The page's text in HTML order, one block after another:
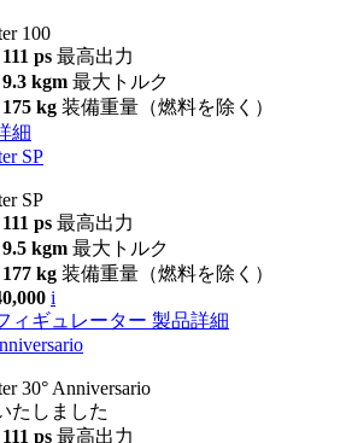
100
111 ps 最高出力
9.3 kgm 最大トルク
175 kg 装備重量（燃料を除く）
細
SP
SP
111 ps 最高出力
9.5 kgm 最大トルク
177 kg 装備重量（燃料を除く）
i
ィギュレーター 製品詳細
30° Anniversario
たしました
111 ps 最高出力